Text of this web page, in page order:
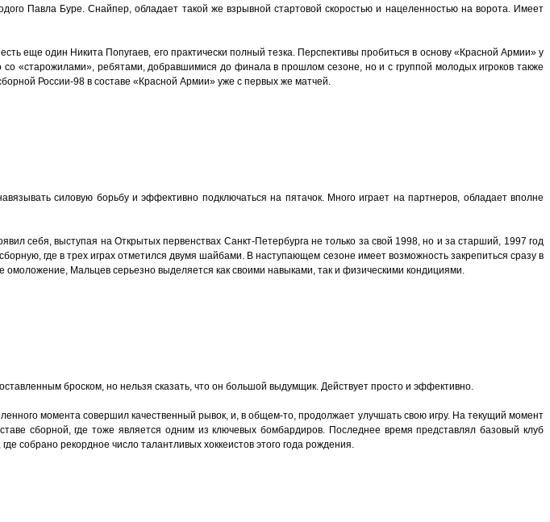
Павла Буре. Снайпер, обладает такой же взрывной стартовой скоростью и нацеленностью на ворота. Имеет
еще один Никита Попугаев, его практически полный тезка. Перспективы пробиться в основу «Красной Армии» у
«старожилами», ребятами, добравшимися до финала в прошлом сезоне, но и с группой молодых игроков также
России-98 в составе «Красной Армии» уже с первых же матчей.
силовую борьбу и эффективно подключаться на пятачок. Много играет на партнеров, обладает вполне
себя, выступая на Открытых первенствах Санкт-Петербурга не только за свой 1998, но и за старший, 1997 год
где в трех играх отметился двумя шайбами. В наступающем сезоне имеет возможность закрепиться сразу в
Мальцев серьезно выделяется как своими навыками, так и физическими кондициями.
броском, но нельзя сказать, что он большой выдумщик. Действует просто и эффективно.
момента совершил качественный рывок, и, в общем-то, продолжает улучшать свою игру. На текущий момент
сборной, где тоже является одним из ключевых бомбардиров. Последнее время представлял базовый клуб
собрано рекордное число талантливых хоккеистов этого года рождения.